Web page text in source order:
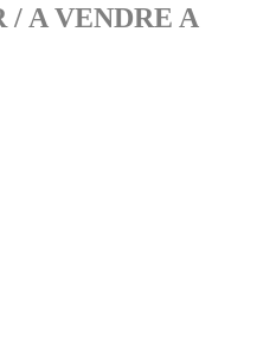
/ A VENDRE A